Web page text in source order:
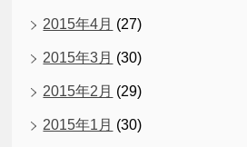
2015年4月 (27)
2015年3月 (30)
2015年2月 (29)
2015年1月 (30)